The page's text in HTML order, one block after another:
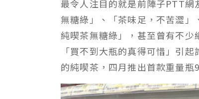
最令人注目的就是前陣子PTT
無糖綠」、「茶味足，不苦澀
純喫茶無糖綠」，甚至曾有不少
「買不到大瓶的真得可惜」引
的純喫茶，四月推出首款重量瓶